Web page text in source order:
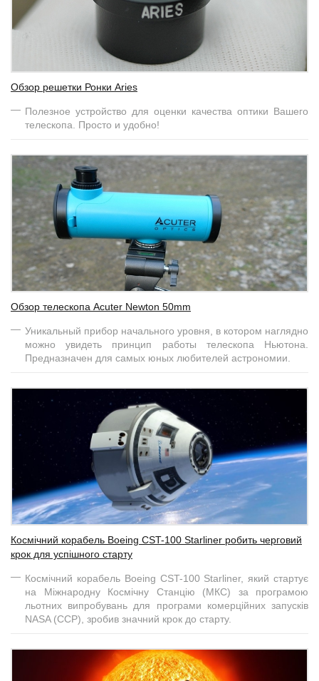
Обзор решетки Ронки Aries
Полезное устройство для оценки качества оптики Вашего
телескопа. Просто и удобно!
Обзор телескопа Acuter Newton 50mm
Уникальный прибор начального уровня, в котором наглядно
можно увидеть принцип работы телескопа Ньютона.
Предназначен для самых юных любителей астрономии.
Космічний корабель Boeing CST-100 Starliner робить черговий
крок для успішного старту
Космічний корабель Boeing CST-100 Starliner, який стартує
на Міжнародну Космічну Станцію (МКС) за програмою
льотних випробувань для програми комерційних запусків
NASA (CCP), зробив значний крок до старту.